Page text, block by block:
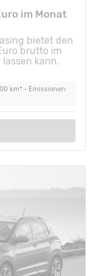
im Monat
bietet den
brutto im
kann.
km* • Emissionen: